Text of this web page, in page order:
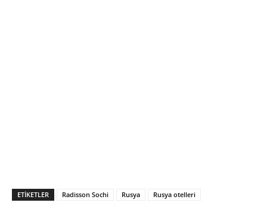
ETIKETLER Radisson Sochi Rusya Rusya otelleri